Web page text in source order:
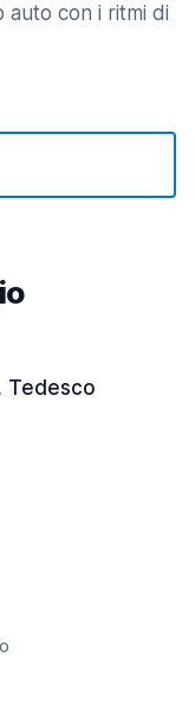
auto con i ritmi di
Tedesco